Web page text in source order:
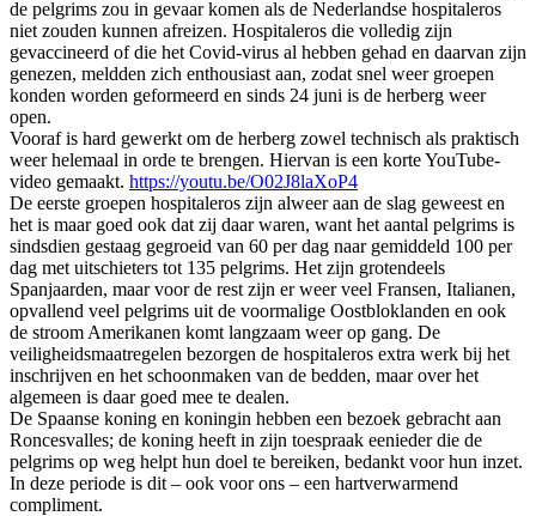
de pelgrims zou in gevaar komen als de Nederlandse hospitaleros
niet zouden kunnen afreizen. Hospitaleros die volledig zijn
gevaccineerd of die het Covid-virus al hebben gehad en daarvan zijn
genezen, meldden zich enthousiast aan, zodat snel weer groepen
konden worden geformeerd en sinds 24 juni is de herberg weer
open.
Vooraf is hard gewerkt om de herberg zowel technisch als praktisch
weer helemaal in orde te brengen. Hiervan is een korte YouTube-
video gemaakt. https://youtu.be/O02J8laXoP4
De eerste groepen hospitaleros zijn alweer aan de slag geweest en
het is maar goed ook dat zij daar waren, want het aantal pelgrims is
sindsdien gestaag gegroeid van 60 per dag naar gemiddeld 100 per
dag met uitschieters tot 135 pelgrims. Het zijn grotendeels
Spanjaarden, maar voor de rest zijn er weer veel Fransen, Italianen,
opvallend veel pelgrims uit de voormalige Oostbloklanden en ook
de stroom Amerikanen komt langzaam weer op gang. De
veiligheidsmaatregelen bezorgen de hospitaleros extra werk bij het
inschrijven en het schoonmaken van de bedden, maar over het
algemeen is daar goed mee te dealen.
De Spaanse koning en koningin hebben een bezoek gebracht aan
Roncesvalles; de koning heeft in zijn toespraak eenieder die de
pelgrims op weg helpt hun doel te bereiken, bedankt voor hun inzet.
In deze periode is dit – ook voor ons – een hartverwarmend
compliment.